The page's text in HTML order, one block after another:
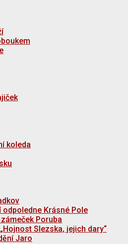
koleda
odpoledne Krásné Pole
Poruba
Slezska, jejich dary“
Jaro